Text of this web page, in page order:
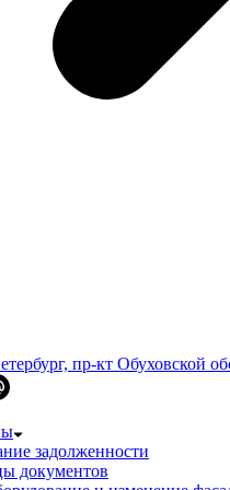
пр-кт Обуховской
задолженности
документов